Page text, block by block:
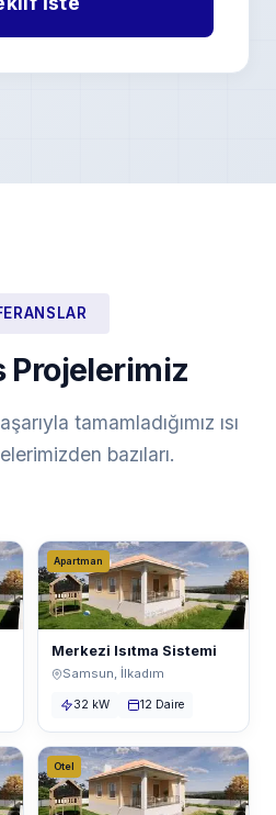
Projelerimiz
tamamladığımız ısı
bazıları.
Apartman
Merkezi Isıtma Sistemi
Samsun, İlkadım
32 kW 12 Daire
Otel